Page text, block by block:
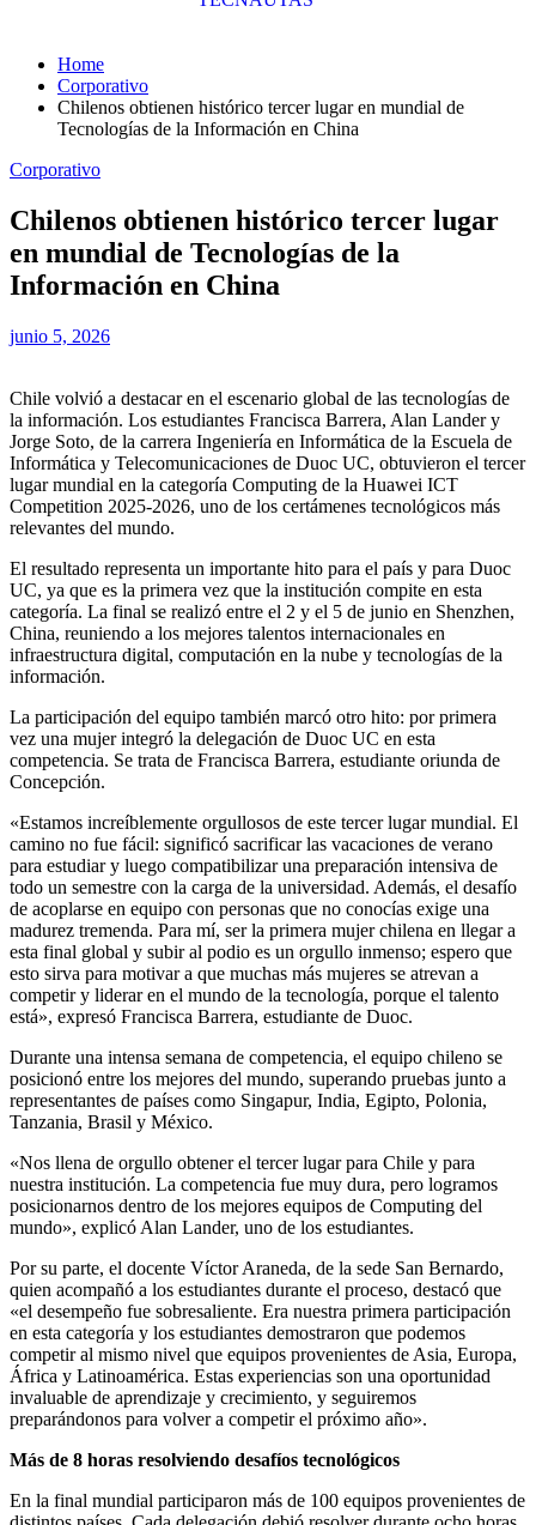
Home
Corporativo
Chilenos obtienen histórico tercer lugar en mundial de
Tecnologías de la Información en China
Corporativo
Chilenos obtienen histórico tercer lugar
en mundial de Tecnologías de la
Información en China
junio 5, 2026
Chile volvió a destacar en el escenario global de las tecnologías de
la información. Los estudiantes Francisca Barrera, Alan Lander y
Jorge Soto, de la carrera Ingeniería en Informática de la Escuela de
Informática y Telecomunicaciones de Duoc UC, obtuvieron el tercer
lugar mundial en la categoría Computing de la Huawei ICT
Competition 2025-2026, uno de los certámenes tecnológicos más
relevantes del mundo.
El resultado representa un importante hito para el país y para Duoc
UC, ya que es la primera vez que la institución compite en esta
categoría. La final se realizó entre el 2 y el 5 de junio en Shenzhen,
China, reuniendo a los mejores talentos internacionales en
infraestructura digital, computación en la nube y tecnologías de la
información.
La participación del equipo también marcó otro hito: por primera
vez una mujer integró la delegación de Duoc UC en esta
competencia. Se trata de Francisca Barrera, estudiante oriunda de
Concepción.
«Estamos increíblemente orgullosos de este tercer lugar mundial. El
camino no fue fácil: significó sacrificar las vacaciones de verano
para estudiar y luego compatibilizar una preparación intensiva de
todo un semestre con la carga de la universidad. Además, el desafío
de acoplarse en equipo con personas que no conocías exige una
madurez tremenda. Para mí, ser la primera mujer chilena en llegar a
esta final global y subir al podio es un orgullo inmenso; espero que
esto sirva para motivar a que muchas más mujeres se atrevan a
competir y liderar en el mundo de la tecnología, porque el talento
está», expresó Francisca Barrera, estudiante de Duoc.
Durante una intensa semana de competencia, el equipo chileno se
posicionó entre los mejores del mundo, superando pruebas junto a
representantes de países como Singapur, India, Egipto, Polonia,
Tanzania, Brasil y México.
«Nos llena de orgullo obtener el tercer lugar para Chile y para
nuestra institución. La competencia fue muy dura, pero logramos
posicionarnos dentro de los mejores equipos de Computing del
mundo», explicó Alan Lander, uno de los estudiantes.
Por su parte, el docente Víctor Araneda, de la sede San Bernardo,
quien acompañó a los estudiantes durante el proceso, destacó que
«el desempeño fue sobresaliente. Era nuestra primera participación
en esta categoría y los estudiantes demostraron que podemos
competir al mismo nivel que equipos provenientes de Asia, Europa,
África y Latinoamérica. Estas experiencias son una oportunidad
invaluable de aprendizaje y crecimiento, y seguiremos
preparándonos para volver a competir el próximo año».
Más de 8 horas resolviendo desafíos tecnológicos
En la final mundial participaron más de 100 equipos provenientes de